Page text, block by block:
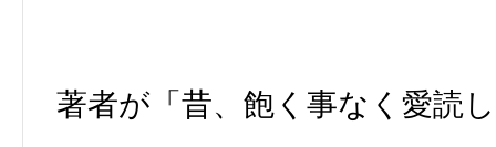
著者が「昔、飽く事なく愛読